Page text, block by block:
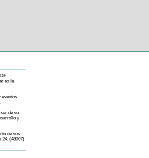
es la
eventos
de su
y
de sus
24, (48007)